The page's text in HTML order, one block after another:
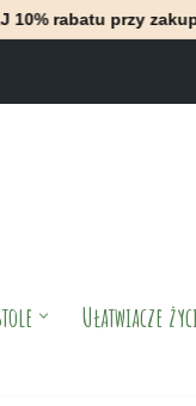
zakupach za
Ułatwiacze